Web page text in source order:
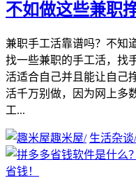
不如做这些兼职
兼职手工活靠谱吗？不知
找一些兼职的手工活，找
活适合自己并且能让自己
活千万别做，因为网上多
工...
趣米屋/ 生活杂谈/